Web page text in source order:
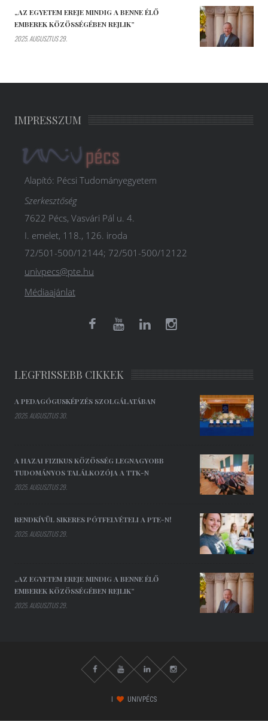
„AZ EGYETEM EREJE MINDIG A BENNE ÉLŐ
EMBEREK KÖZÖSSÉGÉBEN REJLIK”
2025. AUGUSZTUS 29.
IMPRESSZUM
Alapító: Pécsi Tudományegyetem
Szerkesztőség
7622 Pécs, Vasvári Pál u. 4.
I. emelet, 118., 126. iroda
72/501-500/12144; 72/501-500/12122
univpecs@pte.hu
Médiaajánlat
LEGFRISSEBB CIKKEK
A PEDAGÓGUSKÉPZÉS SZOLGÁLATÁBAN
2025. AUGUSZTUS 30.
A HAZAI FIZIKUS KÖZÖSSÉG LEGNAGYOBB
TUDOMÁNYOS TALÁLKOZÓJA A TTK-N
2025. AUGUSZTUS 29.
RENDKÍVÜL SIKERES PÓTFELVÉTELI A PTE-N!
2025. AUGUSZTUS 29.
„AZ EGYETEM EREJE MINDIG A BENNE ÉLŐ
EMBEREK KÖZÖSSÉGÉBEN REJLIK”
2025. AUGUSZTUS 29.
UNIVPÉCS